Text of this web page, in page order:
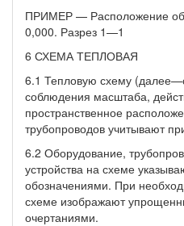
ПРИМЕР — Расположение
0,000. Разрез 1—1
6 СХЕМА ТЕПЛОВАЯ
6.1 Тепловую схему
соблюдения масштаба,
пространственное
трубопроводов учитывают
6.2 Оборудование,
устройства на схеме
обозначениями. При
схеме изображают
очертаниями.